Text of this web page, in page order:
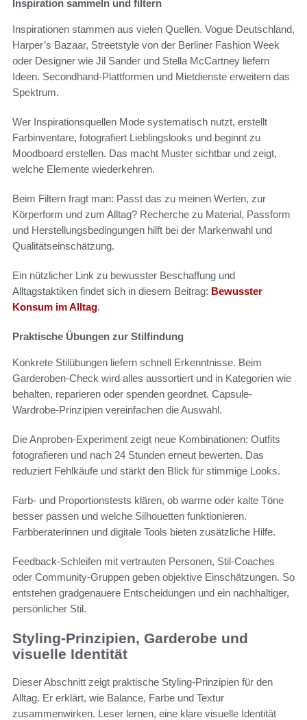
Inspiration sammeln und filtern
Inspirationen stammen aus vielen Quellen. Vogue Deutschland,
Harper’s Bazaar, Streetstyle von der Berliner Fashion Week
oder Designer wie Jil Sander und Stella McCartney liefern
Ideen. Secondhand-Plattformen und Mietdienste erweitern das
Spektrum.
Wer Inspirationsquellen Mode systematisch nutzt, erstellt
Farbinventare, fotografiert Lieblingslooks und beginnt zu
Moodboard erstellen. Das macht Muster sichtbar und zeigt,
welche Elemente wiederkehren.
Beim Filtern fragt man: Passt das zu meinen Werten, zur
Körperform und zum Alltag? Recherche zu Material, Passform
und Herstellungsbedingungen hilft bei der Markenwahl und
Qualitätseinschätzung.
Ein nützlicher Link zu bewusster Beschaffung und
Alltagstaktiken findet sich in diesem Beitrag: Bewusster
Konsum im Alltag.
Praktische Übungen zur Stilfindung
Konkrete Stilübungen liefern schnell Erkenntnisse. Beim
Garderoben-Check wird alles aussortiert und in Kategorien wie
behalten, reparieren oder spenden geordnet. Capsule-
Wardrobe-Prinzipien vereinfachen die Auswahl.
Die Anproben-Experiment zeigt neue Kombinationen: Outfits
fotografieren und nach 24 Stunden erneut bewerten. Das
reduziert Fehlkäufe und stärkt den Blick für stimmige Looks.
Farb- und Proportionstests klären, ob warme oder kalte Töne
besser passen und welche Silhouetten funktionieren.
Farbberaterinnen und digitale Tools bieten zusätzliche Hilfe.
Feedback-Schleifen mit vertrauten Personen, Stil-Coaches
oder Community-Gruppen geben objektive Einschätzungen. So
entstehen gradgenauere Entscheidungen und ein nachhaltiger,
persönlicher Stil.
Styling-Prinzipien, Garderobe und
visuelle Identität
Dieser Abschnitt zeigt praktische Styling-Prinzipien für den
Alltag. Er erklärt, wie Balance, Farbe und Textur
zusammenwirken. Leser lernen, eine klare visuelle Identität